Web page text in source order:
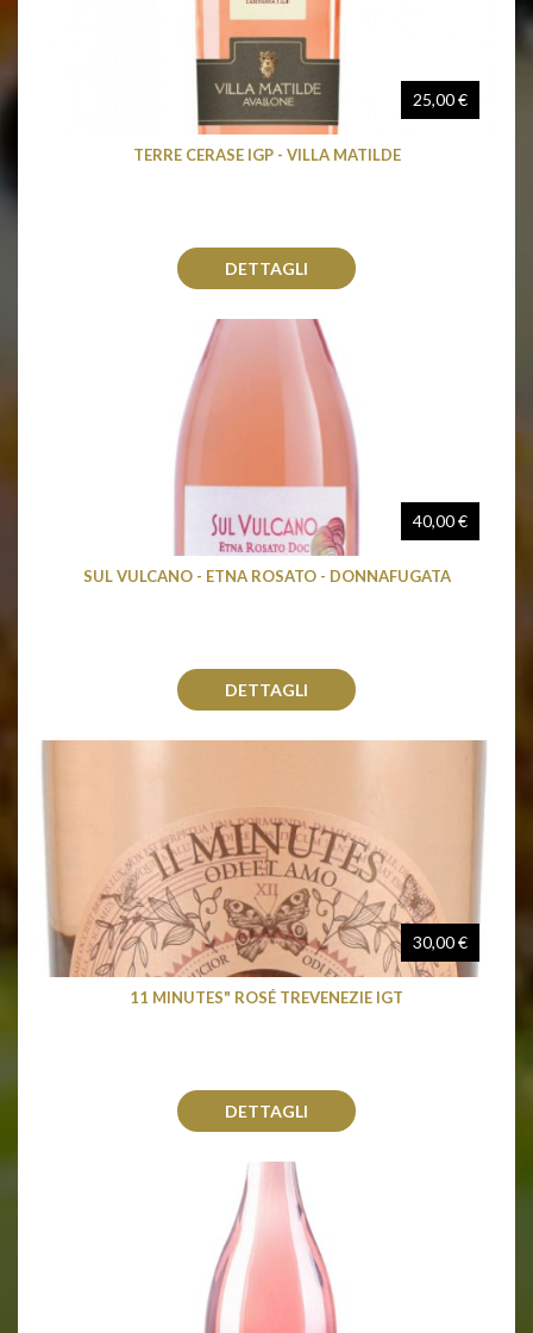
25,00 €
TERRE CERASE IGP - VILLA MATILDE
DETTAGLI
40,00 €
SUL VULCANO - ETNA ROSATO - DONNAFUGATA
DETTAGLI
30,00 €
11 MINUTES" ROSÉ TREVENEZIE IGT
DETTAGLI